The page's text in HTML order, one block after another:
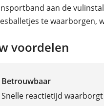
aan de
te waarborgen,
voordelen
Betrouwbaar
Snelle reactietijd